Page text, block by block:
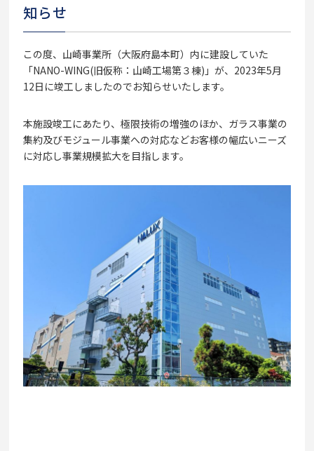
知らせ
この度、山崎事業所（大阪府島本町）内に建設していた
「NANO-WING(旧仮称：山崎工場第３棟)」が、2023年5月
12日に竣工しましたのでお知らせいたします。
本施設竣工にあたり、極限技術の増強のほか、ガラス事業の
集約及びモジュール事業への対応などお客様の幅広いニーズ
に対応し事業規模拡大を目指します。